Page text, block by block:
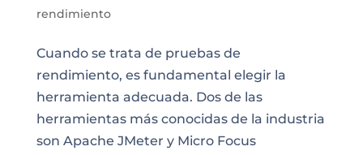
rendimiento
Cuando se trata de pruebas de
rendimiento, es fundamental elegir la
herramienta adecuada. Dos de las
herramientas más conocidas de la industria
son Apache JMeter y Micro Focus